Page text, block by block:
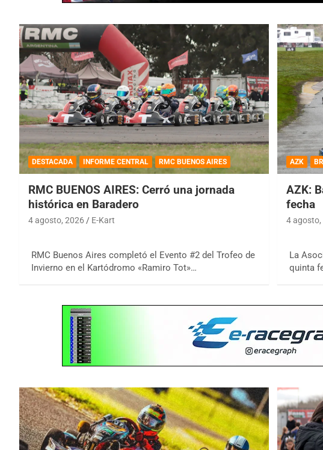
DESTACADA INFORME CENTRAL RMC BUENOS AIRES
RMC BUENOS AIRES: Cerró una jornada
histórica en Baradero
4 agosto, 2026 E-Kart
RMC Buenos Aires completó el Evento #2 del Trofeo de
Invierno en el Kartódromo «Ramiro Tot»…
AZK
AZK:
fecha
4 agosto,
La
quinta